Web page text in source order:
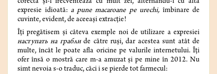
corectă și-l frecventează cu mult zel, alternându-l cu altă
expresie idioată: a pune macaroane pe urechi, îmbinare de
cuvinte, evident, de aceeași extracție!
Îți pregătisem și câteva exemple noi de utilizare a expresiei
наступать на граблиde către ruși, dar acestea sunt atât de
multe, încât le poate afla oricine pe valurile internetului. Îți
ofer însă o mostră care m-a amuzat și pe mine în 2012. Nu
simt nevoia s-o traduc, căci i se pierde tot farmecul: